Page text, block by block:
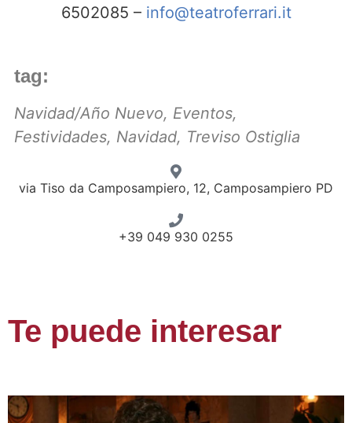
6502085 – info@teatroferrari.it
tag:
Navidad/Año Nuevo, Eventos,
Festividades, Navidad, Treviso Ostiglia
via Tiso da Camposampiero, 12, Camposampiero PD
+39 049 930 0255
Te puede interesar